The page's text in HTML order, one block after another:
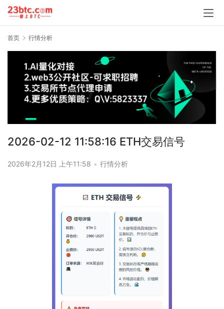
首页 行情分析
2026-02-12 11:58:16 ETH交易信号
2026年2月12日 上午11:58 • 行情分析